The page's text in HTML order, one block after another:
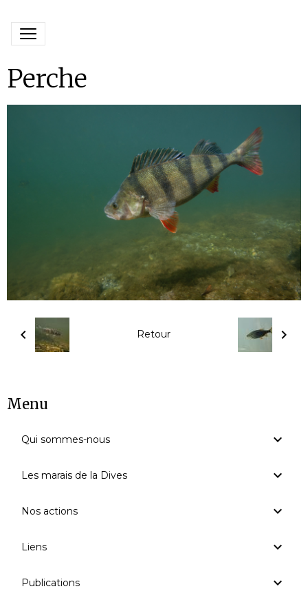
Perche
Retour
Menu
Qui sommes-nous
Les marais de la Dives
Nos actions
Liens
Publications